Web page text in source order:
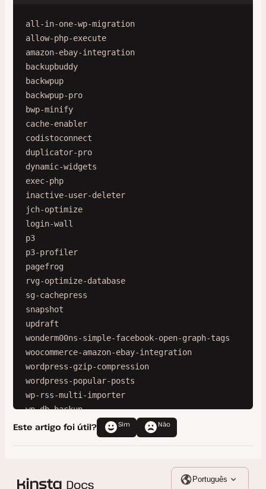
all-in-one-wp-migration
allow-php-execute
amazon-ebay-integration
backupbuddy
backwpup
backwpup-pro
bwp-minify
cache-enabler
codistoconnect
duplicator-pro
dynamic-widgets
exec-php
inactive-user-deleter
jch-optimize
login-wall
p3
p3-profiler
pagefrog
rvg-optimize-database
sg-cachepress
snapshot
updraft
wonderm00ns-simple-facebook-open-graph-tags
woocommerce-amazon-ebay-integration
wordpress-gzip-compression
wordpress-popular-posts
wp-rss-multi-importer
wp-db-backup
wp-db-backup-made
Este artigo foi útil? Sim Não
Português